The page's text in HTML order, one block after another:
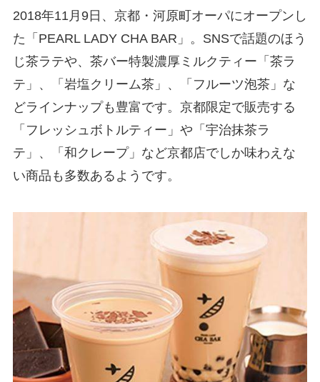
2018年11月9日、京都・河原町オーパにオープンし
た「PEARL LADY CHA BAR」。SNSで話題のほう
じ茶ラテや、茶バー特製濃厚ミルクティー「茶ラ
テ」、「岩塩クリーム茶」、「フルーツ泡茶」な
どラインナップも豊富です。京都限定で販売する
「フレッシュボトルティー」や「宇治抹茶ラ
テ」、「和クレープ」など京都店でしか味わえな
い商品も多数あるようです。